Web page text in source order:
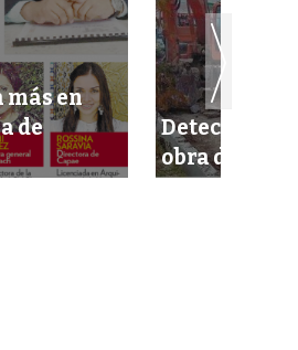
más en
de
Detectan
obra de la